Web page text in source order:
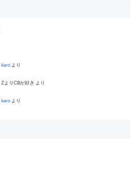
kero より
ZよりCBが好き より
kero より